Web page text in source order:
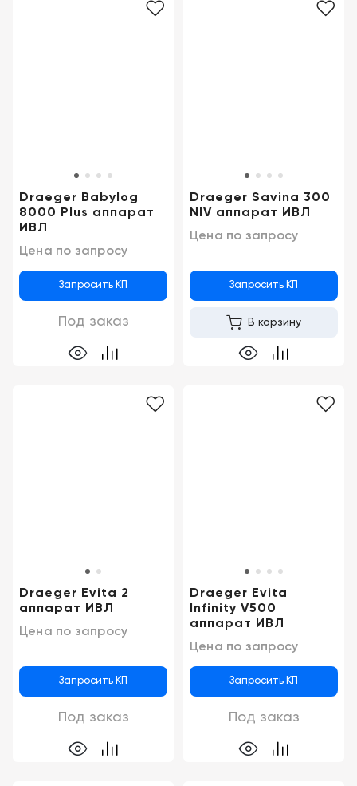
Draeger Babylog
8000 Plus аппарат
ИВЛ
Цена по запросу
Запросить КП
Под заказ
Draeger Savina 300
NIV аппарат ИВЛ
Цена по запросу
Запросить КП
В корзину
Draeger Evita 2
аппарат ИВЛ
Цена по запросу
Запросить КП
Под заказ
Draeger Evita
Infinity V500
аппарат ИВЛ
Цена по запросу
Запросить КП
Под заказ